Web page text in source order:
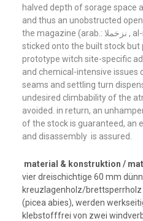
halved depth of sorage space
and thus an unobstructed open
the magazine (arab.: نزخملا , al-mahzan »treasury«) is not
sticked onto the built stock but
prototype witch site-specific
and chemical-intensive issues
seams and settling turn
undesired climbability of the
avoided. in return, an
of the stock is guaranteed, an
and disassembly is assured.
material & konstruktion /
vier dreischichtige 60 mm
kreuzlagenholz/brettsperrholz
(picea abies), werden
klebstofffrei von zwei